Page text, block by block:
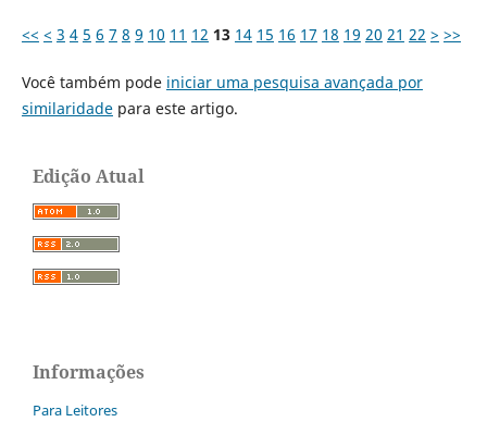
<< < 3 4 5 6 7 8 9 10 11 12 13 14 15 16 17 18 19 20 21 22 > >>
Você também pode iniciar uma pesquisa avançada por
similaridadepara este artigo.
Edição Atual
Informações
Para Leitores